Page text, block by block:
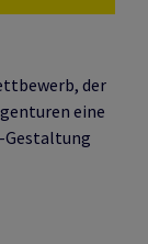
der
eine